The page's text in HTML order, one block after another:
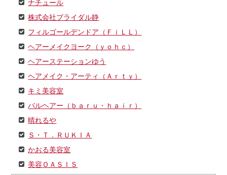
ナチュール
株式会社ブライダル静
フィルゴールデンドア（ＦｉＬＬ）
ヘアーメイクヨーク（ｙｏｈｃ）
ヘアーステーションゆう
ヘアメイク・アーティ（Ａｒｔｙ）
キミ美容室
バルヘアー（ｂａｒｕ・ｈａｉｒ）
晴れるや
Ｓ・Ｔ．ＲＵＫＩＡ
かおる美容室
美容ＯＡＳＩＳ